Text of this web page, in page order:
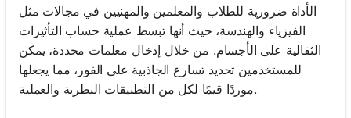
الأداة ضرورية للطلاب والمعلمين والمهنيين في مجالات مثل
الفيزياء والهندسة، حيث أنها تبسط عملية حساب التأثيرات
الثقالية على الأجسام. من خلال إدخال معلمات محددة، يمكن
للمستخدمين تحديد تسارع الجاذبية على الفور، مما يجعلها
موردًا قيمًا لكل من التطبيقات النظرية والعملية.